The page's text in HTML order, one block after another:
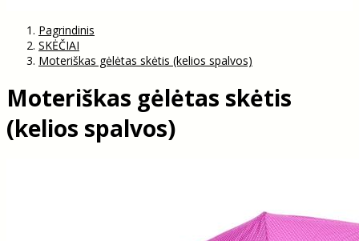
Pagrindinis
SKĖČIAI
Moteriškas gėlėtas skėtis (kelios spalvos)
Moteriškas gėlėtas skėtis
(kelios spalvos)